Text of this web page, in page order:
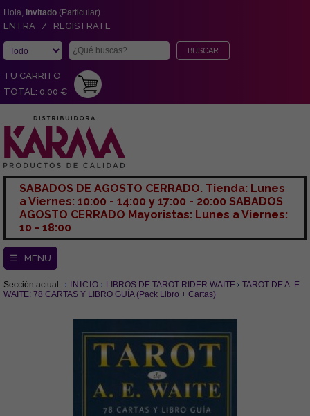
Hola, Invitado (Particular)
ENTRA / REGÍSTRATE
TU CARRITO
TOTAL: 0,00 €
SABADOS DE AGOSTO CERRADO. Tienda: Lunes
a Viernes: 10:00 - 14:00 y 17:00 - 20:00 SABADOS
AGOSTO CERRADO Mayoristas: Lunes a Viernes:
10 - 18:00
☰ MENU
Sección actual: INICIO LIBROS DE TAROT RIDER WAITE
TAROT DE A. E.
WAITE: 78 CARTAS Y LIBRO GUÍA (Pack Libro + Cartas)